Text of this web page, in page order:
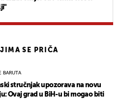
SE PRIČA
BARUTA
stručnjak upozorava na novu
Ovaj grad u BiH-u bi mogao biti